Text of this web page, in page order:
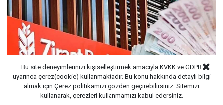
Bu site deneyimlerinizi kişiselleştirmek amacıyla KVKK ve GDPR
uyarınca çerez(cookie) kullanmaktadır. Bu konu hakkında detaylı bilgi
almak için Çerez politikamızı gözden geçirebilirsiniz. Sitemizi
kullanarak, çerezleri kullanmamızı kabul edersiniz.